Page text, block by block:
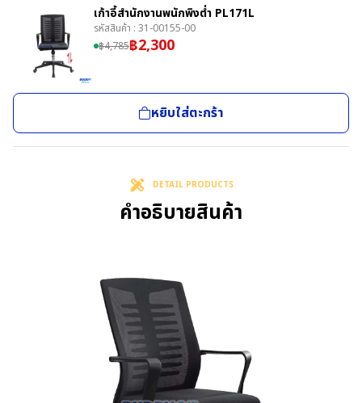
เก้าอี้สำนักงานพนักพิงต่ำ PL171L
รหัสสินค้า : 31-00155-00
฿4,785฿2,300
หยิบใส่ตะกร้า
DETAIL PRODUCTS
คำอธิบายสินค้า